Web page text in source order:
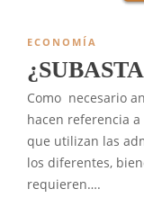
ECONOMÍA
Como necesario
hacen referencia
que utilizan las
los diferentes,
requieren….